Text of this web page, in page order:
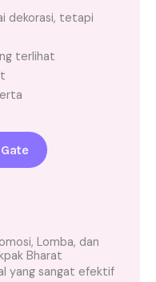
dekorasi, tetapi
terlihat
Lomba, dan
Bharat
yang sangat efektif